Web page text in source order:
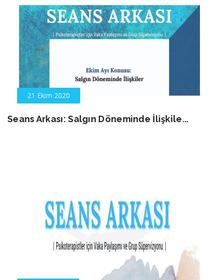
21 Ekim 2020
Seans Arkası: Salgın Döneminde İlişkile...